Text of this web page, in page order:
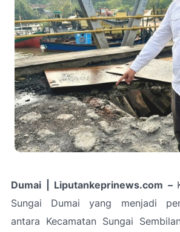
Dumai | Liputankeprinews.com –
Sungai Dumai yang menjadi
antara Kecamatan Sungai